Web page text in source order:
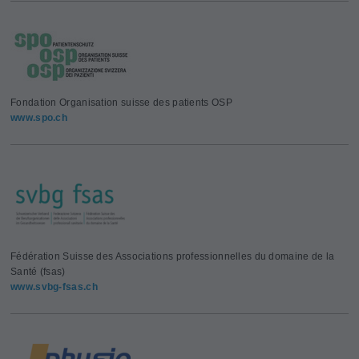
Fondation Organisation suisse des patients OSP
www.spo.ch
Fédération Suisse des Associations professionnelles du domaine de la
Santé (fsas)
www.svbg-fsas.ch